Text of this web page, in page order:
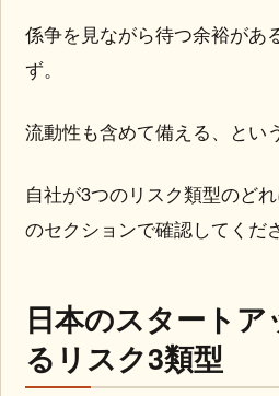
係争を見ながら待つ余裕があ
ず。
流動性も含めて備える、とい
自社が3つのリスク類型のど
のセクションで確認してくだ
日本のスタート
るリスク3類型